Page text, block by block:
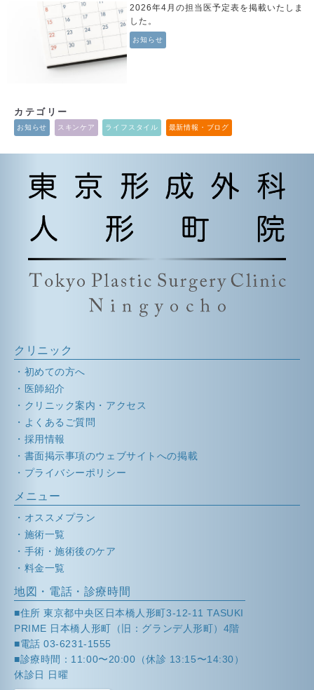
2026年4月の担当医予定表を掲載いたしま
した。
お知らせ
カテゴリー
お知らせ スキンケア ライフスタイル 最新情報・ブログ
クリニック
初めての方へ
医師紹介
クリニック案内・アクセス
よくあるご質問
採用情報
書面掲示事項のウェブサイトへの掲載
プライバシーポリシー
メニュー
オススメプラン
施術一覧
手術・施術後のケア
料金一覧
地図・電話・診療時間
■住所 東京都中央区日本橋人形町3-12-11 TASUKI
PRIME 日本橋人形町（旧：グランデ人形町）4階
■電話 03-6231-1555
■診療時間：11:00〜20:00（休診 13:15〜14:30）
休診日 日曜